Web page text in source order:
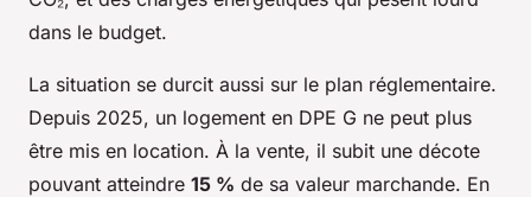
dans le budget.
La situation se durcit aussi sur le plan réglementaire.
Depuis 2025, un logement en DPE G ne peut plus
être mis en location. À la vente, il subit une décote
pouvant atteindre 15 % de sa valeur marchande. En